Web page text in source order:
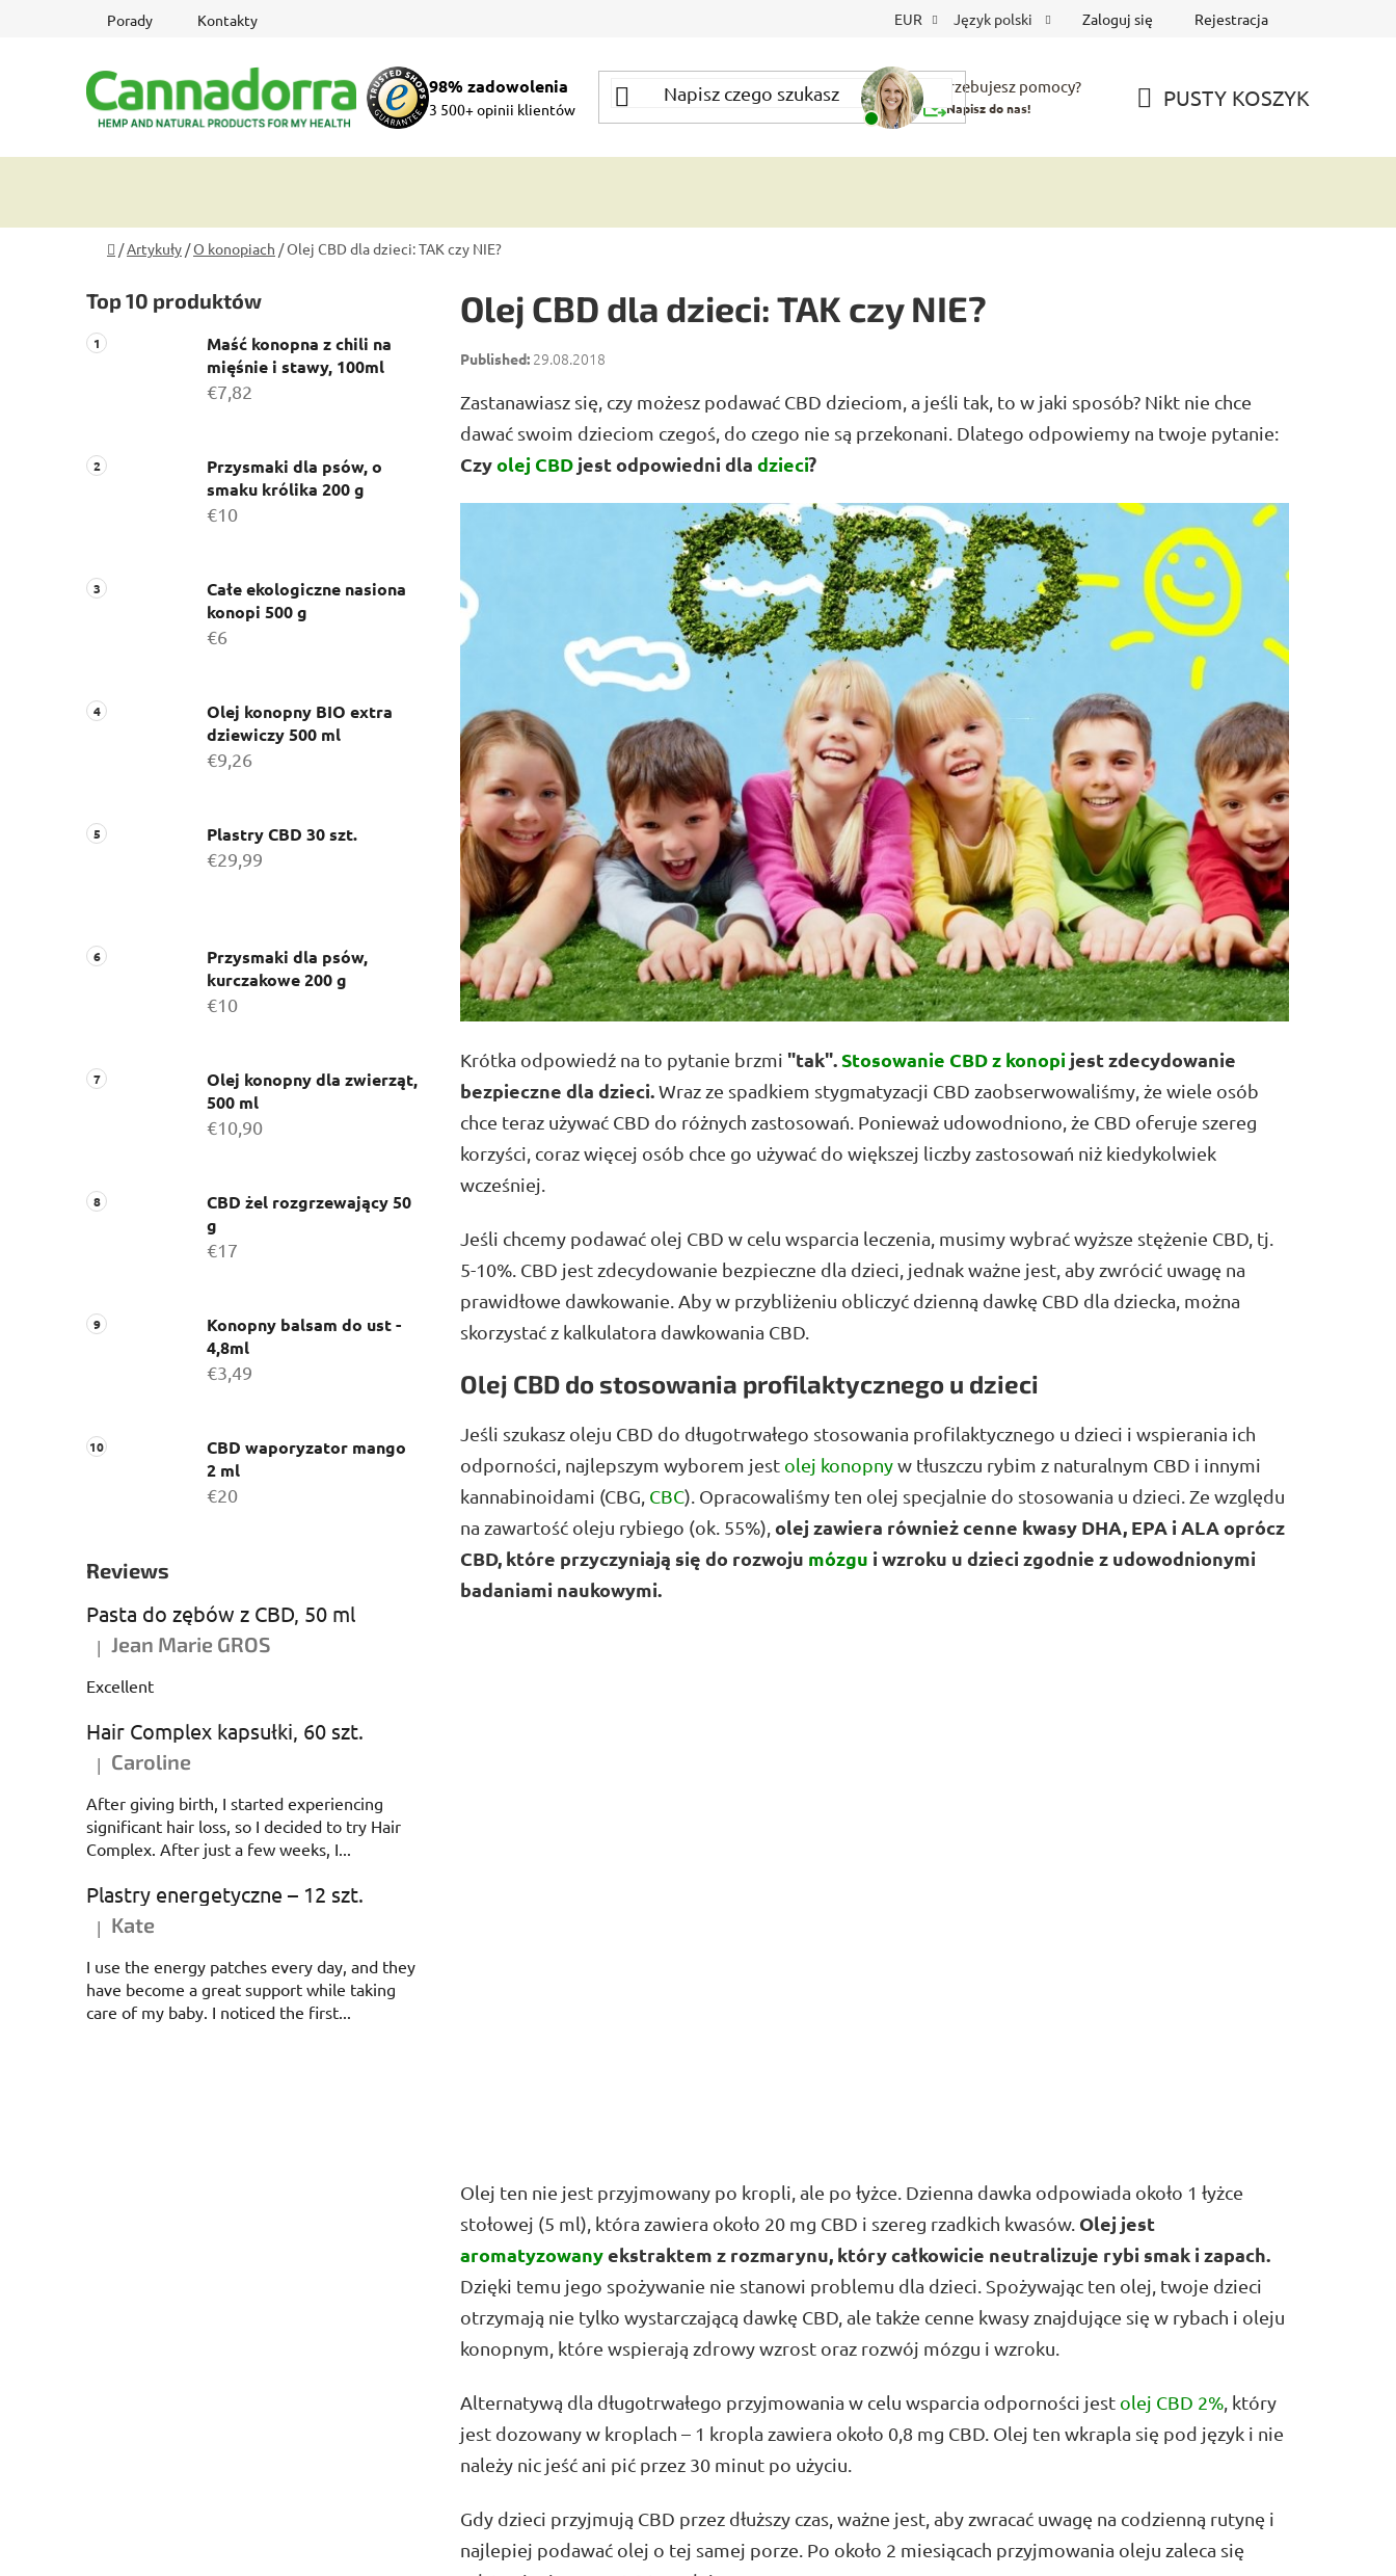
Porady Kontakty EUR Język polski Zaloguj się Rejestracja
98% zadowolenia
3 500+ opinii klientów
Potrzebujesz pomocy?
Napisz do nas! PUSTY KOSZYK
Home
/Artykuły /O konopiach /Olej CBD dla dzieci: TAK czy NIE?
a
s
e
c
Top 10 produktów
Maść konopna z chili na
mięśnie i stawy, 100ml
€7,82
Przysmaki dla psów, o
smaku królika 200 g
€10
Całe ekologiczne nasiona
konopi 500 g
€6
Olej konopny BIO extra
dziewiczy 500 ml
€9,26
Plastry CBD 30 szt.
€29,99
Przysmaki dla psów,
kurczakowe 200 g
€10
Olej konopny dla zwierząt,
500 ml
€10,90
CBD żel rozgrzewający 50
g
€17
Konopny balsam do ust -
4,8ml
€3,49
CBD waporyzator mango
2 ml
€20
Reviews
Pasta do zębów z CBD, 50 ml
Ocena produktu to 5 na 5 gwiazdek.
| Jean Marie GROS
Excellent
Hair Complex kapsułki, 60 szt.
Ocena produktu to 5 na 5 gwiazdek.
| Caroline
After giving birth, I started experiencing
significant hair loss, so I decided to try Hair
Complex. After just a few weeks, I...
Plastry energetyczne – 12 szt.
Ocena produktu to 5 na 5 gwiazdek.
| Kate
I use the energy patches every day, and they
have become a great support while taking
care of my baby. I noticed the first...
Olej CBD dla dzieci: TAK czy NIE?
29.08.2018
Zastanawiasz się, czy możesz podawać CBD dzieciom, a jeśli tak, to w jaki sposób? Nikt nie chce
dawać swoim dzieciom czegoś, do czego nie są przekonani. Dlatego odpowiemy na twoje pytanie:
Czyolej CBD jest odpowiedni dla dzieci?
Krótka odpowiedź na to pytanie brzmi "tak".Stosowanie CBDz konopi jest zdecydowanie
bezpieczne dla dzieci.Wraz ze spadkiem stygmatyzacji CBD zaobserwowaliśmy, że wiele osób
chce teraz używać CBD do różnych zastosowań. Ponieważ udowodniono, że CBD oferuje szereg
korzyści, coraz więcej osób chce go używać do większej liczby zastosowań niż kiedykolwiek
wcześniej.
Jeśli chcemy podawać olej CBD w celu wsparcia leczenia, musimy wybrać wyższe stężenie CBD, tj.
5-10%. CBD jest zdecydowanie bezpieczne dla dzieci, jednak ważne jest, aby zwrócić uwagę na
prawidłowe dawkowanie. Aby w przybliżeniu obliczyć dzienną dawkę CBD dla dziecka, można
skorzystać z kalkulatora dawkowania CBD.
Olej CBD do stosowania profilaktycznego u dzieci
Jeśli szukasz oleju CBD do długotrwałego stosowania profilaktycznego u dzieci i wspierania ich
odporności, najlepszym wyborem jest olej konopnyw tłuszczu rybim z naturalnym CBD i innymi
kannabinoidami (CBG, CBC). Opracowaliśmy ten olej specjalnie do stosowania u dzieci. Ze względu
na zawartość oleju rybiego (ok. 55%), olej zawiera również cenne kwasy DHA, EPA i ALA oprócz
CBD, które przyczyniają się do rozwoju mózgu i wzroku u dzieci zgodnie z udowodnionymi
badaniami naukowymi.
Olej ten nie jest przyjmowany po kropli, ale po łyżce. Dzienna dawka odpowiada około 1 łyżce
stołowej (5 ml), która zawiera około 20 mg CBD i szereg rzadkich kwasów. Olej jest
aromatyzowanyekstraktem z rozmarynu, który całkowicie neutralizuje rybi smak i zapach.
Dzięki temu jego spożywanie nie stanowi problemu dla dzieci. Spożywając ten olej, twoje dzieci
otrzymają nie tylko wystarczającą dawkę CBD, ale także cenne kwasy znajdujące się w rybach i oleju
konopnym, które wspierają zdrowy wzrost oraz rozwój mózgu i wzroku.
Alternatywą dla długotrwałego przyjmowania w celu wsparcia odporności jest olej CBD 2% , który
jest dozowany w kroplach – 1 kropla zawiera około 0,8 mg CBD. Olej ten wkrapla się pod język i nie
należy nic jeść ani pić przez 30 minut po użyciu.
Gdy dzieci przyjmują CBD przez dłuższy czas, ważne jest, aby zwracać uwagę na codzienną rutynę i
najlepiej podawać olej o tej samej porze. Po około 2 miesiącach przyjmowania oleju zaleca się